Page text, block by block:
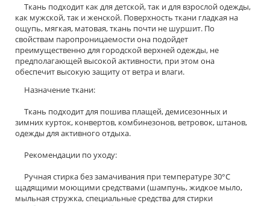
Ткань подходит как для детской, так и для взрослой одежды,
как мужской, так и женской. Поверхность ткани гладкая на
ощупь, мягкая, матовая, ткань почти не шуршит. По
свойствам паропроницаемости она подойдет
преимущественно для городской верхней одежды, не
предполагающей высокой активности, при этом она
обеспечит высокую защиту от ветра и влаги.
Назначение ткани:
Ткань подходит для пошива плащей, демисезонных и
зимних курток, конвертов, комбинезонов, ветровок, штанов,
одежды для активного отдыха.
Рекомендации по уходу:
Ручная стирка без замачивания при температуре 30°С
щадящими моющими средствами (шампунь, жидкое мыло,
мыльная стружка, специальные средства для стирки